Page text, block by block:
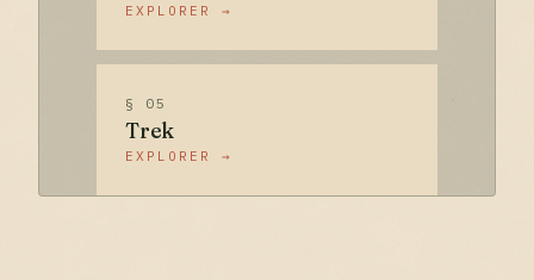
EXPLORER →
§ 05
Trek
EXPLORER →